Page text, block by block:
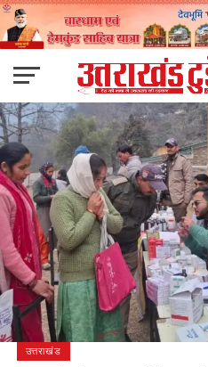
उत्तराखंड